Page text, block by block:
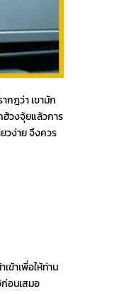
กฎว่า เขามัก
ฮ้วงจุ้ยแล้วการ
วง่าย จึงควร
ข้าเพื่อให้ท่าน
อนเสมอ